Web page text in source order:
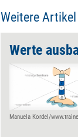
Weitere
Werte
Manuela Kordel/